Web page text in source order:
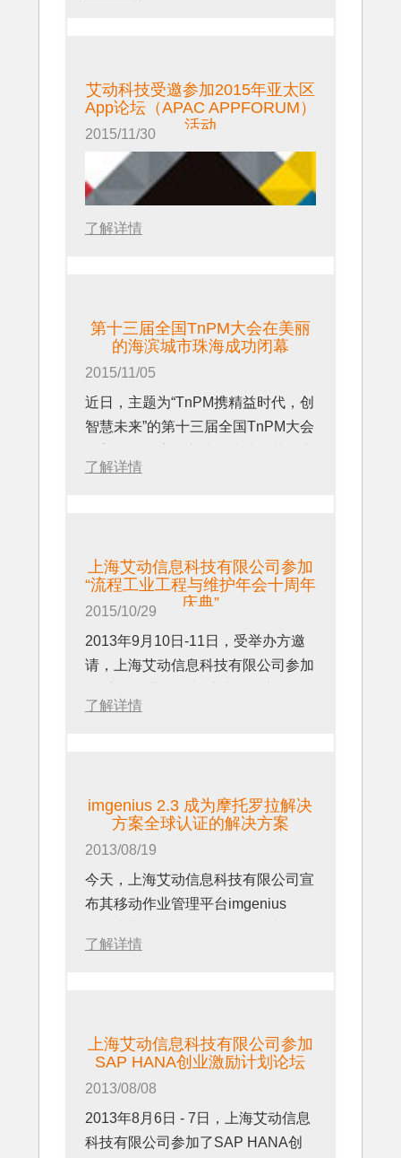
题。
。
近日，美国TRW汽车集团天合汽车
科技（上海）有限公司选择了艾动科
技的移动现场作业管理解决方案作为
TPM现场执行系统的信息化平台，推
艾动科技受邀参加2015年亚太区
App论坛（APAC APPFORUM）
活动
2015/11/30
近日，艾动科技应邀出席由美国斑马
技术有限公司（Zebra
Technologies）在香港举办的“2015
年亚太区App论坛
了解详情
第十三届全国TnPM大会在美丽
的海滨城市珠海成功闭幕
2015/11/05
近日，主题为“TnPM携精益时代，创
智慧未来”的第十三届全国TnPM大会
海艾动科技作为演讲嘉宾及参展商与
共享此次盛会。
了解详情
上海艾动信息科技有限公司参加
“流程工业工程与维护年会十周年
庆典”
2015/10/29
2013年9月10日-11日，受举办方邀
请，上海艾动信息科技有限公司参加
庆典”。本届大会不仅包含专业的工
最大、与会者最专业、内容议题最深
入、行业资讯最前沿、演讲嘉宾最资
深的年度盛会！
在大会首日，上海艾动首席业务顾问
饶伟及首席运营官唐及针对流程工业
深刻的演讲。两位拥有丰富现场维护
难、考核困难的问题；
的问题；
比如基于条件的维护（盘车、换油
了解详情
imgenius 2.3 成为摩托罗拉解决
方案全球认证的解决方案
2013/08/19
今天，上海艾动信息科技有限公司宣
布其移动作业管理平台imgenius
的解决方案。
拉平台的严格测试,最终才能获得该
项证书。“我们十分骄傲imgenius最
终能够获得摩托罗拉解决方案的全球
认证，这不仅代表了我们产品的一个
新高度，同时也是摩托罗拉这样的厂
了解详情
上海艾动信息科技有限公司参加
SAP HANA创业激励计划论坛
2013/08/08
2013年8月6日 - 7日，上海艾动信息
科技有限公司参加了SAP HANA创